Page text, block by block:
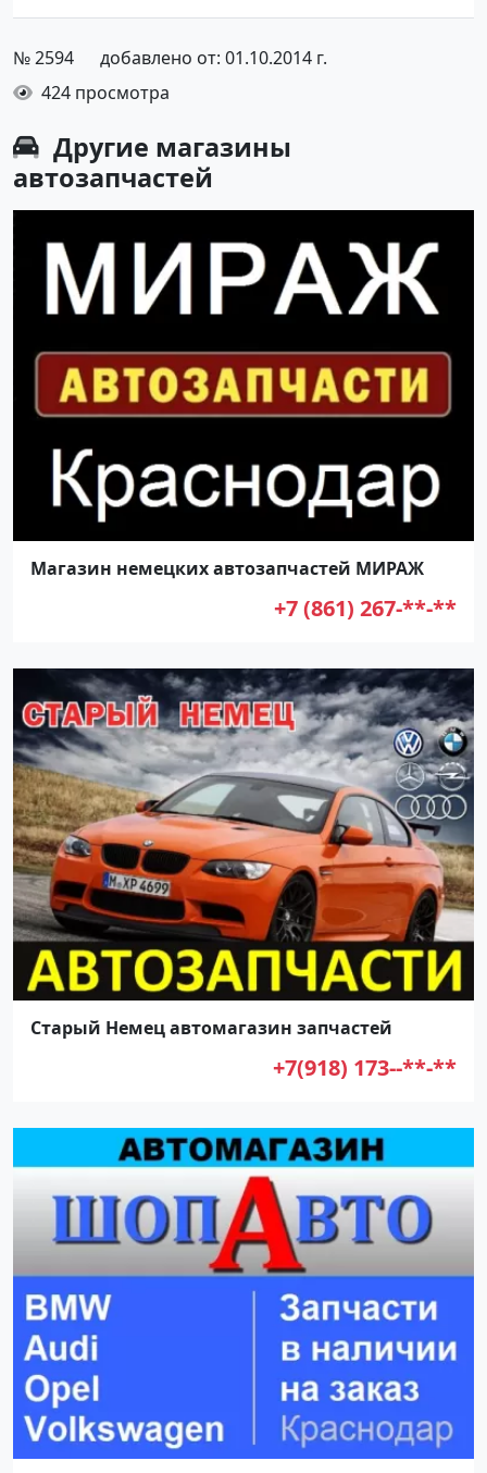
№ 2594
добавлено от: 01.10.2014 г.
424 просмотра
Другие магазины
автозапчастей
Магазин немецких автозапчастей МИРАЖ
+7 (861) 267-**-**
Старый Немец автомагазин запчастей
+7(918) 173--**-**